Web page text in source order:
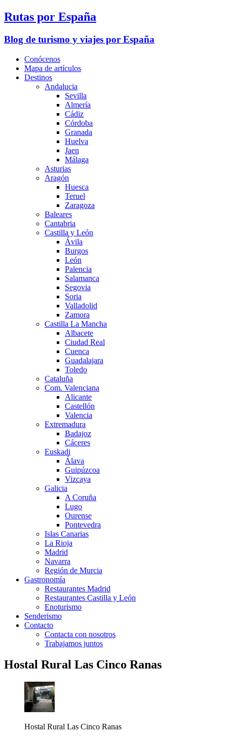
Rutas por España
Blog de turismo y viajes por España
Conócenos
Mapa de artículos
Destinos
Andalucia
Sevilla
Almería
Cádiz
Córdoba
Granada
Huelva
Jaen
Málaga
Asturias
Aragón
Huesca
Teruel
Zaragoza
Baleares
Cantabria
Castilla y León
Ávila
Burgos
León
Palencia
Salamanca
Segovia
Soria
Valladolid
Zamora
Castilla La Mancha
Albacete
Ciudad Real
Cuenca
Guadalajara
Toledo
Cataluña
Com. Valenciana
Alicante
Castellón
Valencia
Extremadura
Badajoz
Cáceres
Euskadi
Álava
Guipúzcoa
Vizcaya
Galicia
A Coruña
Lugo
Ourense
Pontevedra
Islas Canarias
La Rioja
Madrid
Navarra
Región de Murcia
Gastronomía
Restaurantes Madrid
Restaurantes Castilla y León
Enoturismo
Senderismo
Contacto
Contacta con nosotros
Trabajamos juntos
Hostal Rural Las Cinco Ranas
Hostal Rural Las Cinco Ranas